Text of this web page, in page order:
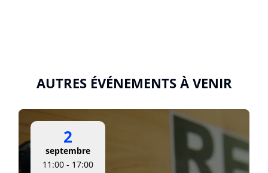
AUTRES ÉVÉNEMENTS À VENIR
2
septembre
11:00 - 17:00